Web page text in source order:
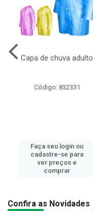
Capa de chuva adulto
Código: 832331
Faça seu login ou
cadastre-se para
ver preços e
comprar
Confira as Novidades